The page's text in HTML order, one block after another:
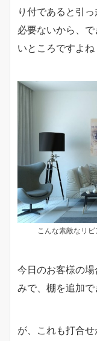
り付であると引
必要ないから、
いところですよね
こんな素敵なリビ
今日のお客様の
みで、棚を追加で
が、これも打合